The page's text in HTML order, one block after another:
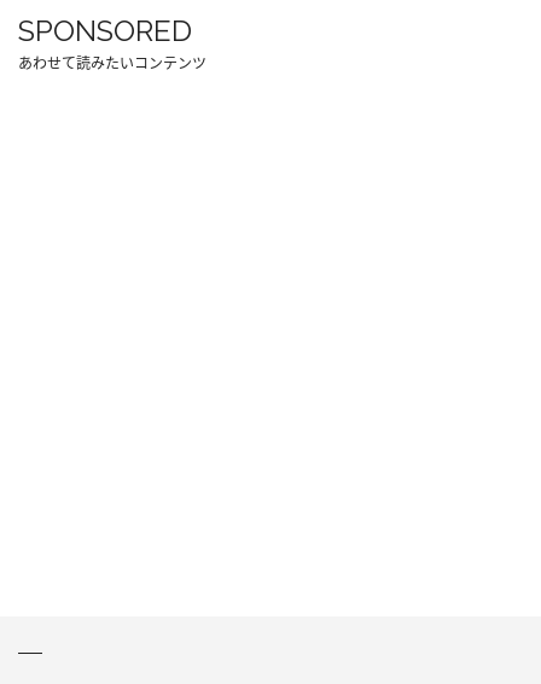
SPONSORED
あわせて読みたいコンテンツ